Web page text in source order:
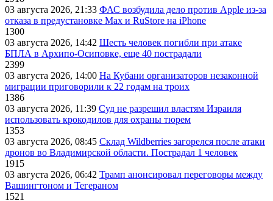
03 августа 2026, 21:33 ФАС возбудила дело против Apple из-за
отказа в предустановке Max и RuStore на iPhone
1300
03 августа 2026, 14:42 Шесть человек погибли при атаке
БПЛА в Архипо-Осиповке, еще 40 пострадали
2399
03 августа 2026, 14:00 На Кубани организаторов незаконной
миграции приговорили к 22 годам на троих
1386
03 августа 2026, 11:39 Суд не разрешил властям Израиля
использовать крокодилов для охраны тюрем
1353
03 августа 2026, 08:45 Склад Wildberries загорелся после атаки
дронов во Владимирской области. Пострадал 1 человек
1915
03 августа 2026, 06:42 Трамп анонсировал переговоры между
Вашингтоном и Тегераном
1521